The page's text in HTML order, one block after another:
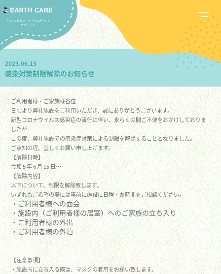
2023.06.15
感染対策制限解除のお知らせ
ご利用者様・ご家族様各位
日頃より弊社施設をご利用いただき、誠にありがとうございます。
新型コロナウイルス感染症の流行に伴い、永らくの間ご不便をおかけしておりま
したが
この度、弊社施設での感染症対策による制限を解除することとなりました。
ご承知の程、宜しくお願い申し上げます。
【解除日時】
令和 5 年 6 月 15 日～
【解除内容】
以下について、制限を解除致します。
いずれもご希望の際には事前に施設に日程・お時間をご相談ください。
・ご利用者様への面会
・施設内（ご利用者様の居室）へのご家族の立ち入り
・ご利用者様の外出
・ご利用者様の外泊
【注意事項】
・施設内に立ち入る際は、マスクの着用をお願い致します。